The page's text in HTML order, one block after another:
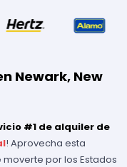
Newark, New
#1 de alquiler de
! Aprovecha esta
por los Estados